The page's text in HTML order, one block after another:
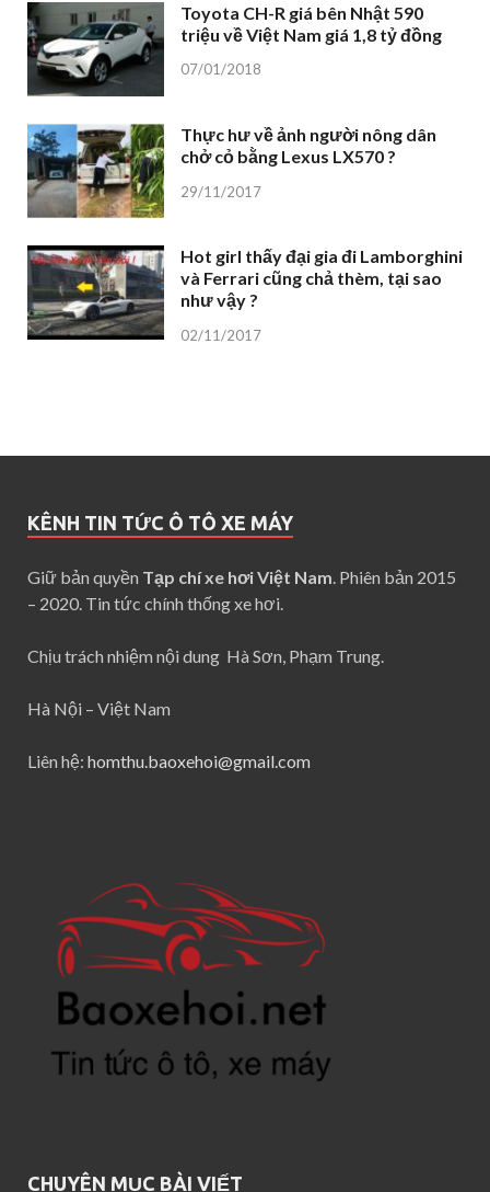
Toyota CH-R giá bên Nhật 590
triệu về Việt Nam giá 1,8 tỷ đồng
07/01/2018
Thực hư về ảnh người nông dân
chở cỏ bằng Lexus LX570 ?
29/11/2017
Hot girl thấy đại gia đi Lamborghini
và Ferrari cũng chả thèm, tại sao
như vậy ?
02/11/2017
KÊNH TIN TỨC Ô TÔ XE MÁY
Giữ bản quyền Tạp chí xe hơi Việt Nam . Phiên bản 2015
– 2020. Tin tức chính thống xe hơi.
Chịu trách nhiệm nội dung Hà Sơn, Phạm Trung.
Hà Nội – Việt Nam
Liên hệ: homthu.baoxehoi@gmail.com
CHUYÊN MỤC BÀI VIẾT